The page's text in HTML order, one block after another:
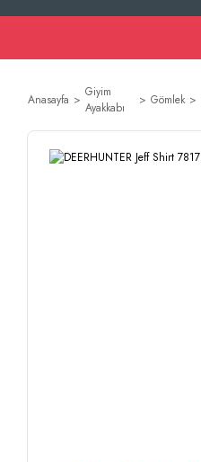
Anasayfa
Giyim
Ayakkabı
Gömlek